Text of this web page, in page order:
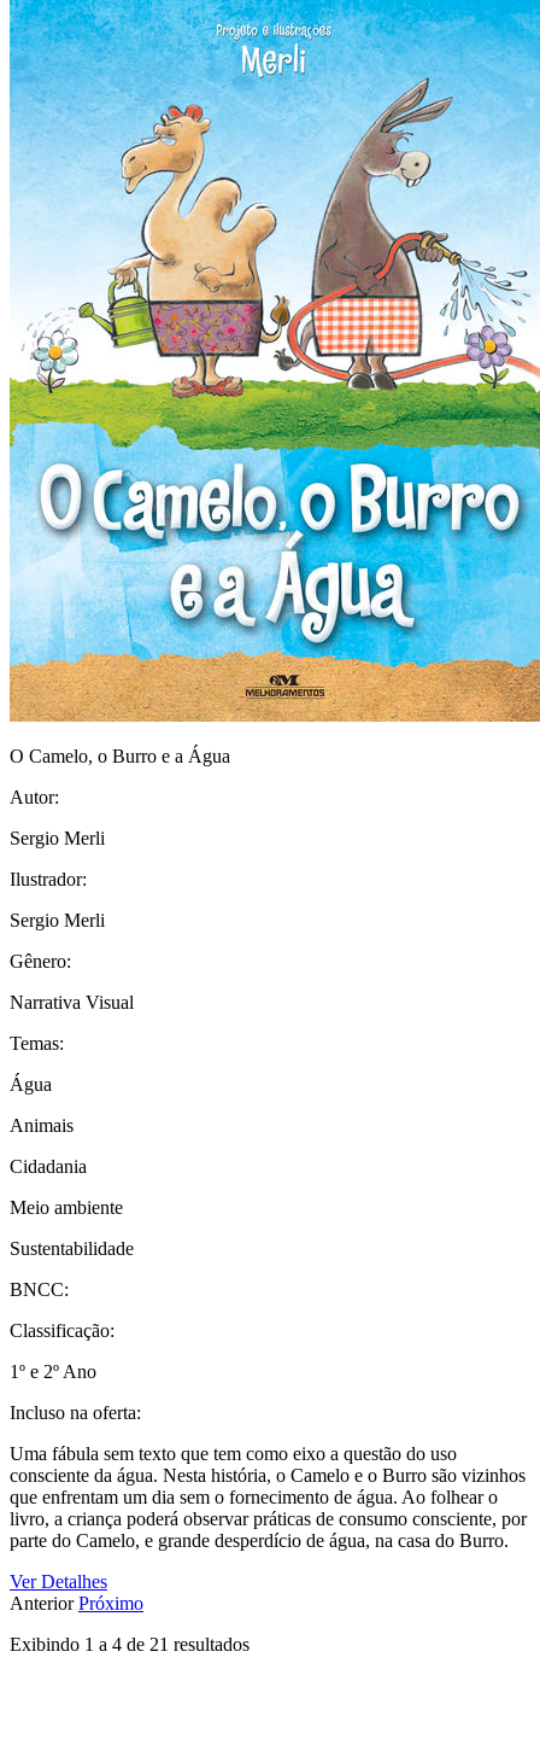
O Camelo, o Burro e a Água
Autor:
Sergio Merli
Ilustrador:
Sergio Merli
Gênero:
Narrativa Visual
Temas:
Água
Animais
Cidadania
Meio ambiente
Sustentabilidade
BNCC:
Classificação:
1º e 2º Ano
Incluso na oferta:
Uma fábula sem texto que tem como eixo a questão do uso
consciente da água. Nesta história, o Camelo e o Burro são vizinhos
que enfrentam um dia sem o fornecimento de água. Ao folhear o
livro, a criança poderá observar práticas de consumo consciente, por
parte do Camelo, e grande desperdício de água, na casa do Burro.
Ver Detalhes
AnteriorPróximo
Exibindo 1 a 4 de 21 resultados